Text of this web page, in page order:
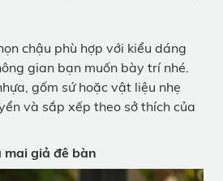
chậu phù hợp với kiểu dáng
gian bạn muốn bày trí nhé.
gốm sứ hoặc vật liệu nhẹ
và sắp xếp theo sở thích của
mai giả đê bàn